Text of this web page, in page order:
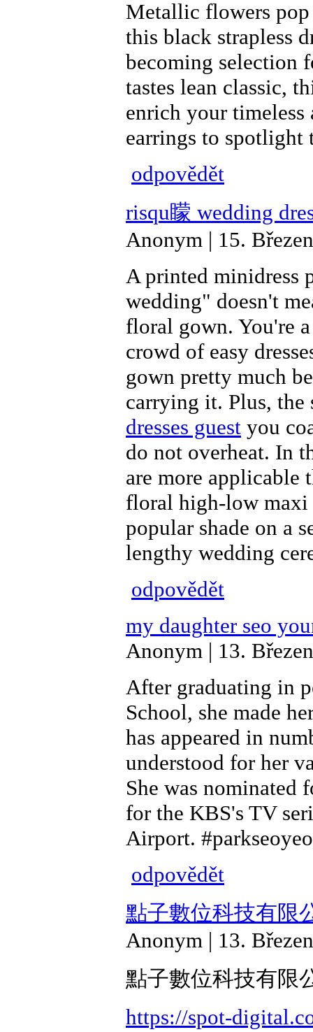
Metallic flowers
this black strapless
becoming selection
tastes lean classic,
enrich your
earrings to spotlight
odpovědět
risqu矇 wedding
Anonym | 15.
A printed minidress
wedding" doesn't
floral gown. You're
crowd of easy
gown pretty much
carrying it. Plus,
dresses guest you
do not overheat. In
are more applicable
floral high-low maxi
popular shade on a
lengthy wedding
odpovědět
my daughter seo
Anonym | 13.
After graduating in
School, she made
has appeared in
understood for her
She was nominated
for the KBS's TV
Airport.
odpovědět
點子數位科技有限
Anonym | 13.
點子數位科技有限
https://spot-